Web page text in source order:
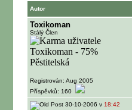
Autor
Toxikoman
Stálý Člen
Registrován: Aug 2005
Příspěvků: 160
30-10-2006 v 18:42